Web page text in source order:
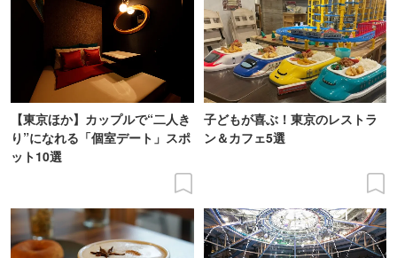
【東京ほか】カップルで“二人き
り”になれる「個室デート」スポ
ット10選
子どもが喜ぶ！東京のレストラ
ン＆カフェ5選